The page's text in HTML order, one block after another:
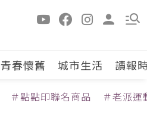
青春懷舊 城市生活 讀報
＃點點印聯名商品 ＃老派運